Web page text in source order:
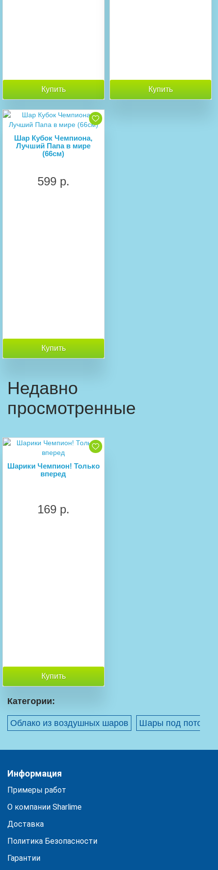
Купить Купить
Шар Кубок Чемпиона,
Лучший Папа в мире
(66см)
599 р.
Купить
Недавно
просмотренные
Шарики Чемпион! Только
вперед
169 р.
Купить
Категории:
Облако из воздушных шаров Шары под потолок
Информация
Примеры работ
О компании Sharlime
Доставка
Политика Безопасности
Гарантии